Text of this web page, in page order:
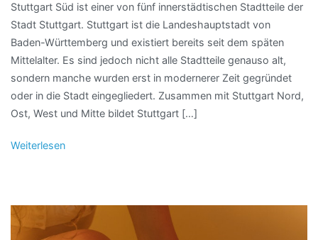
Stuttgart Süd ist einer von fünf innerstädtischen Stadtteile der
Stadt Stuttgart. Stuttgart ist die Landeshauptstadt von
Baden-Württemberg und existiert bereits seit dem späten
Mittelalter. Es sind jedoch nicht alle Stadtteile genauso alt,
sondern manche wurden erst in modernerer Zeit gegründet
oder in die Stadt eingegliedert. Zusammen mit Stuttgart Nord,
Ost, West und Mitte bildet Stuttgart […]
Weiterlesen